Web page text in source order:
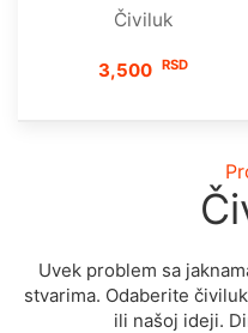
Čiviluk
3,500 RSD
Uvek problem sa
stvarima. Odaberite
ili našoj ideji.